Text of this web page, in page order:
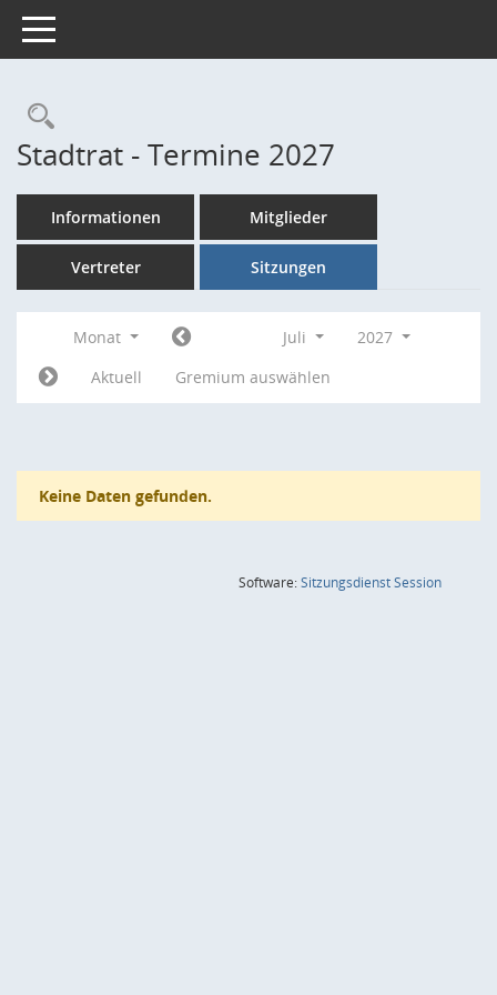
Toggle navigation
Rechercheauswahl
Stadtrat - Termine 2027
Informationen Mitglieder
Vertreter Sitzungen
Monat Juli
2027
Aktuell
Gremium auswählen
Keine Daten gefunden.
Software:SitzungsdienstSession(Wird in